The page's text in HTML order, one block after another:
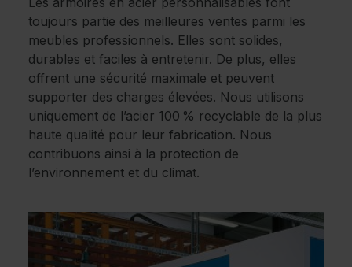
toujours partie des meilleures ventes parmi les
meubles professionnels. Elles sont solides,
durables et faciles à entretenir. De plus, elles
offrent une sécurité maximale et peuvent
supporter des charges élevées. Nous utilisons
uniquement de l’acier 100 % recyclable de la plus
haute qualité pour leur fabrication. Nous
contribuons ainsi à la protection de
l’environnement et du climat.